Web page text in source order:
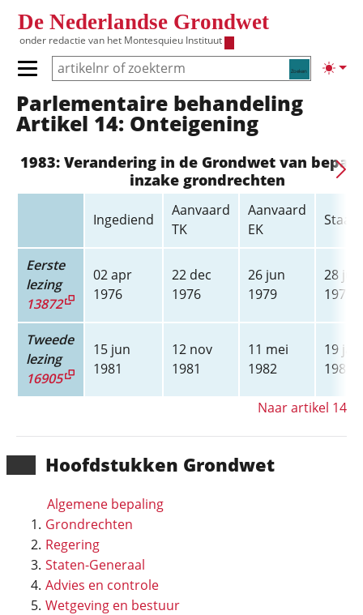
De Nederlandse Grondwet
onder redactie van het Montesquieu Instituut
Zoeken
Primair menu tonen/verbergen
Hoofdnavigatie
Hoofd­stukken Grondwet
Algemene bepaling
Grondrechten
Regering
Staten-Generaal
Advies en controle
Wetgeving en bestuur
Parlementaire behandeling
Artikel 14: Onteigening
1983: Verandering in de Grondwet van
inzake grondrechten
Ingediend
Aanvaard
TK
Aanvaard
EK
Eerste
lezing
13872
02 apr
1976
22 dec
1976
26 jun
1979
28 jun
1979
Tweede
lezing
16905
15 jun
1981
12 nov
1981
11 mei
1982
19 jan
1983
Naar artikel 14